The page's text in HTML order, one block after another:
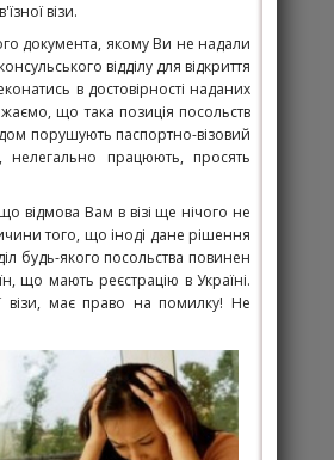
візи.
документа, якому Ви не надали
відділу для відкриття
в достовірності наданих
що така позиція посольств
порушують паспортно-візовий
нелегально працюють, просять
відмова Вам в візі ще нічого не
того, що іноді дане рішення
будь-якого посольства повинен
що мають реєстрацію в Україні.
візи, має право на помилку! Не